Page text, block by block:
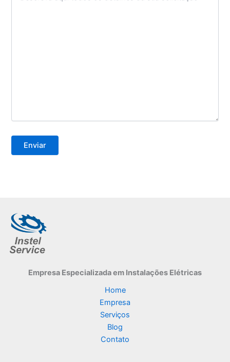
Empresa Especializadaem Instalações Elétricas
Home
Empresa
Serviços
Blog
Contato